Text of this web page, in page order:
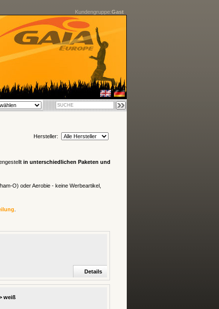
Kundengruppe:Gast
Hersteller:
in unterschiedlichen Paketen und
O) oder Aerobie - keine Werbeartikel,
Details
weiß